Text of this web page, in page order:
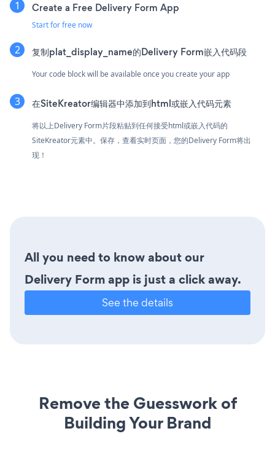
Create a Free Delivery Form App
Start for free now
复制plat_display_name的Delivery Form嵌入代码段
Your code block will be available once you create your app
在SiteKreator编辑器中添加到html或嵌入代码元素
将以上Delivery Form片段粘贴到任何接受html或嵌入代码的
SiteKreator元素中。保存，查看实时页面，您的Delivery Form将出
现！
All you need to know about our
Delivery Form app is just a click away.
See the details
Remove the Guesswork of
Building Your Brand